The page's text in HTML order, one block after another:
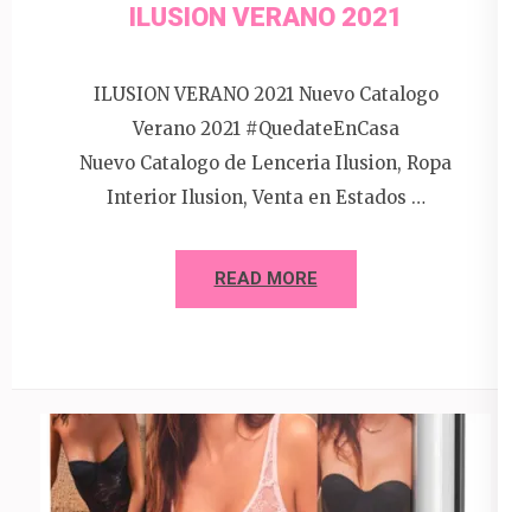
ILUSION VERANO 2021
ILUSION VERANO 2021 Nuevo Catalogo
Verano 2021 #QuedateEnCasa
Nuevo Catalogo de Lenceria Ilusion, Ropa
Interior Ilusion, Venta en Estados …
READ MORE